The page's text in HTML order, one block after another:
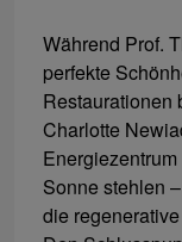
Während Prof.
perfekte
Restaurationen
Charlotte
Sonne stehlen
die